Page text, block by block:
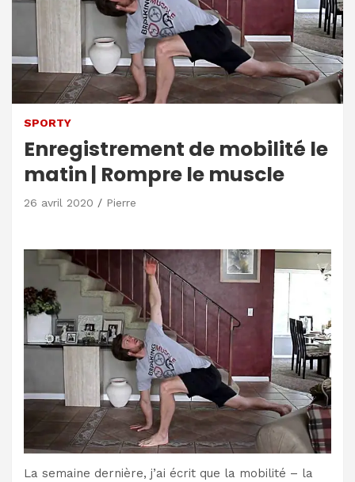
SPORTY
Enregistrement de mobilité le
matin | Rompre le muscle
26 avril 2020 Pierre
La semaine dernière, j’ai écrit que la mobilité – la